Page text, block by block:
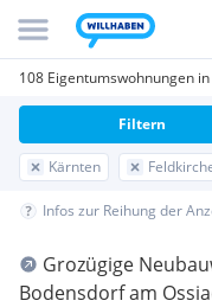
108 Eigentumswohnungen
Kärnten
Filtern
Infos zur Reihung der
Grozügige
Bodensdorf am